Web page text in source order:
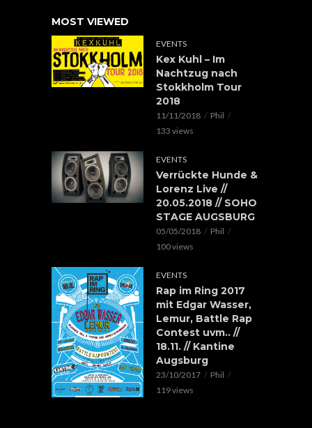
MOST VIEWED
EVENTS
Kex Kuhl – Im
Nachtzug nach
Stokkholm Tour
2018
11/11/2018
Phil
133 views
EVENTS
Verrückte Hunde &
Lorenz Live //
20.05.2018 // SOHO
STAGE AUGSBURG
05/05/2018
Phil
100 views
EVENTS
Rap im Ring 2017
mit Edgar Wasser,
Lemur, Battle Rap
Contest uvm.. //
18.11. // Kantine
Augsburg
23/10/2017
Phil
119 views